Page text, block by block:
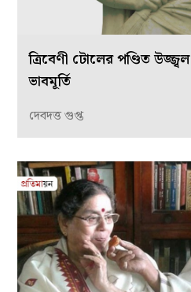
ত্রিবেণী টোলের পণ্ডিত
ভাবমূর্তি
দেবদত্ত গুপ্ত